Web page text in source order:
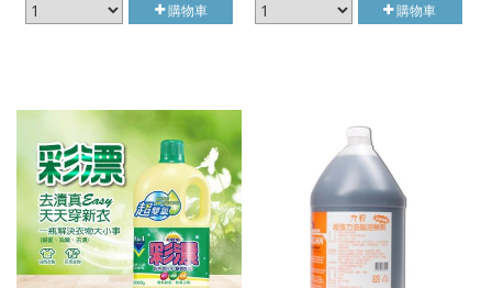
購物車 購物車